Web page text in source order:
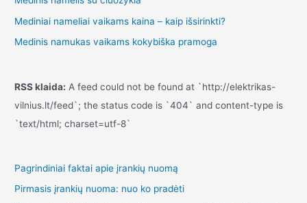
Mediniai nameliai vaikams kaina – kaip išsirinkti?
Medinis namukas vaikams kokybiška pramoga
RSS klaida: A feed could not be found at `http://elektrikas-
vilnius.lt/feed`; the status code is `404` and content-type is
`text/html; charset=utf-8`
Pagrindiniai faktai apie įrankių nuomą
Pirmasis įrankių nuoma: nuo ko pradėti